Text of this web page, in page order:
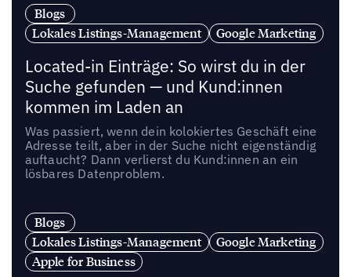
Blogs
Lokales Listings-Management
Google Marketing
Located-in Einträge: So wirst du in der
Suche gefunden — und Kund:innen
kommen im Laden an
Was passiert, wenn dein kolokiertes Geschäft eine
Adresse teilt, aber in der Suche nicht eigenständig
auftaucht? Dann verlierst du Kund:innen an ein
lösbares Datenproblem.
Blogs
Lokales Listings-Management
Google Marketing
Apple for Business